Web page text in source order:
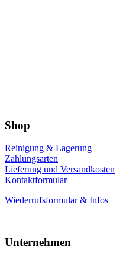
Shop
Reinigung & Lagerung
Zahlungsarten
Lieferung und Versandkosten
Kontaktformular
Wiederrufsformular & Infos
Unternehmen